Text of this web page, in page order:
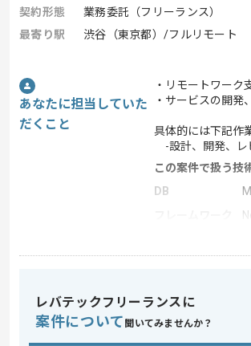
契約形態
業務委託（フリーランス）
最寄り駅
渋谷（東京都）/フルリモート
あなたに担当していた
だくこと
・リモートワーク
・サービスの開発
具体的には下記作
-設計、開発、レ
この案件で扱う技
DB
レバテックフリーランスに
案件について 聞いてみませんか？